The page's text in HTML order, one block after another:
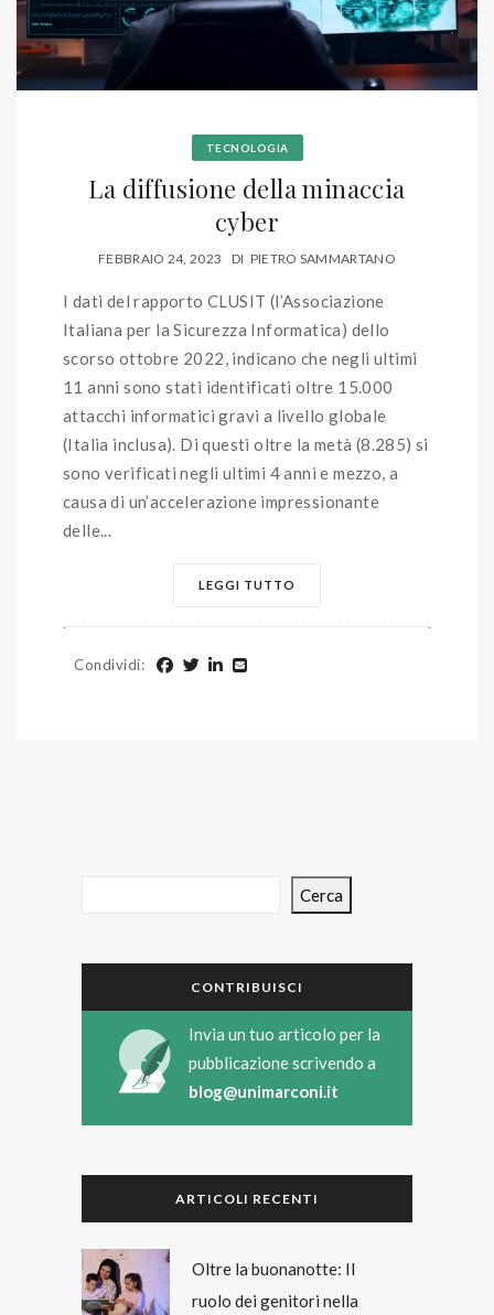
TECNOLOGIA
La diffusione della minaccia
cyber
FEBBRAIO 24, 2023 DI PIETRO SAMMARTANO
I dati del rapporto CLUSIT (l’Associazione
Italiana per la Sicurezza Informatica) dello
scorso ottobre 2022, indicano che negli ultimi
11 anni sono stati identificati oltre 15.000
attacchi informatici gravi a livello globale
(Italia inclusa). Di questi oltre la metà (8.285) si
sono verificati negli ultimi 4 anni e mezzo, a
causa di un’accelerazione impressionante
delle...
LEGGI TUTTO
Condividi:
Cerca
CONTRIBUISCI
Invia un tuo articolo per la
pubblicazione scrivendo a
blog@unimarconi.it
ARTICOLI RECENTI
Oltre la buonanotte: Il
ruolo dei genitori nella